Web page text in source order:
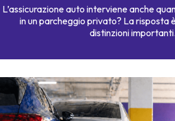
L’assicurazione auto interviene anche
in un parcheggio privato? La risposta
distinzioni importanti.